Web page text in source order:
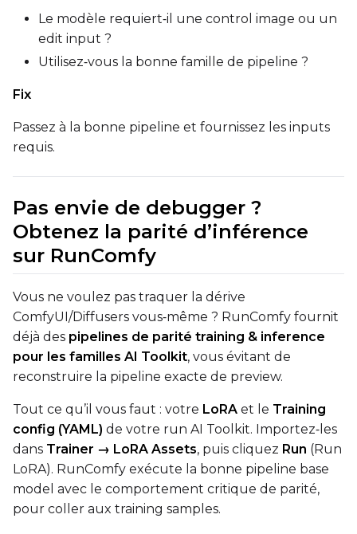
Le modèle requiert‑il une control image ou un
edit input ?
Utilisez‑vous la bonne famille de pipeline ?
Fix
Passez à la bonne pipeline et fournissez les inputs
requis.
Pas envie de debugger ?
Obtenez la parité d’inférence
sur RunComfy
Vous ne voulez pas traquer la dérive
ComfyUI/Diffusers vous‑même ? RunComfy fournit
déjà des pipelines de parité training & inference
pour les familles AI Toolkit, vous évitant de
reconstruire la pipeline exacte de preview.
Tout ce qu’il vous faut : votre LoRA et le Training
config (YAML) de votre run AI Toolkit. Importez‑les
dans Trainer → LoRA Assets, puis cliquez Run (Run
LoRA). RunComfy exécute la bonne pipeline base
model avec le comportement critique de parité,
pour coller aux training samples.